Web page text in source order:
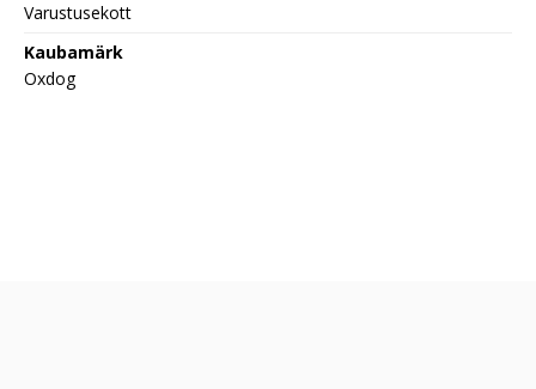
Varustusekott
Kaubamärk
Oxdog